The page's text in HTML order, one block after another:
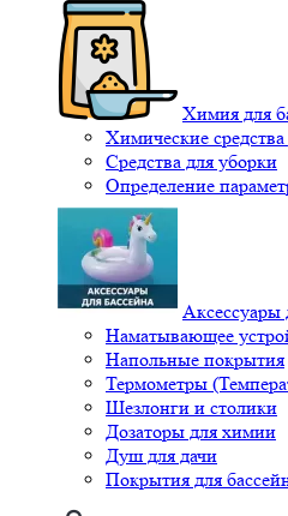
Химия для
Химические
Средства для уборки
Определение
Аксессуары
Наматывающее
Напольные покрытия
Термометры
Шезлонги и столики
Дозаторы для химии
Душ для дачи
Покрытия для